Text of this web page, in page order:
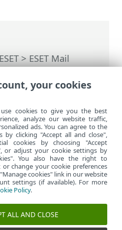
>ESET Mail
avanzada>
de malware>
de ESET
your cookies
cookies to give you the best
analyze our website traffic,
ads. You can agree to the
by clicking "Accept all and close",
cookies by choosing "Accept
or adjust your cookie settings by
You also have the right to
change your cookie preferences
cookies" link in our website
settings (if available). For more
Policy.
ALL AND CLOSE